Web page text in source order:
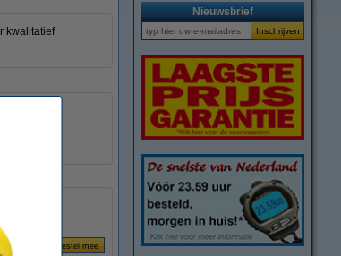
kwalitatief
Nieuwsbrief